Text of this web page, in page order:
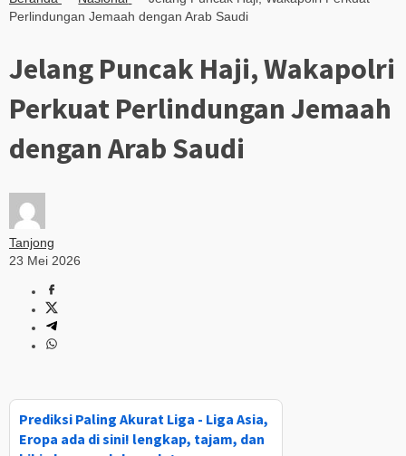
Perlindungan Jemaah dengan Arab Saudi
Jelang Puncak Haji, Wakapolri
Perkuat Perlindungan Jemaah
dengan Arab Saudi
Tanjong
23 Mei 2026
Prediksi Paling Akurat Liga - Liga Asia,
Eropa ada di sini! lengkap, tajam, dan